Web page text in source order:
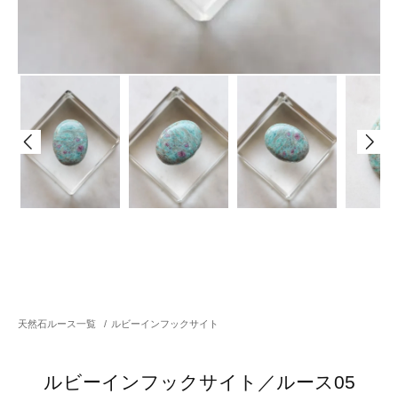
天然石ルース一覧 / ルビーインフックサイト
ルビーインフックサイト／ルース05